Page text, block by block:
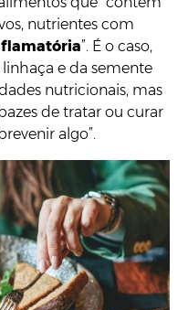
nutrientes com
”. É o caso,
e da semente
nutricionais, mas
de tratar ou curar
algo”.